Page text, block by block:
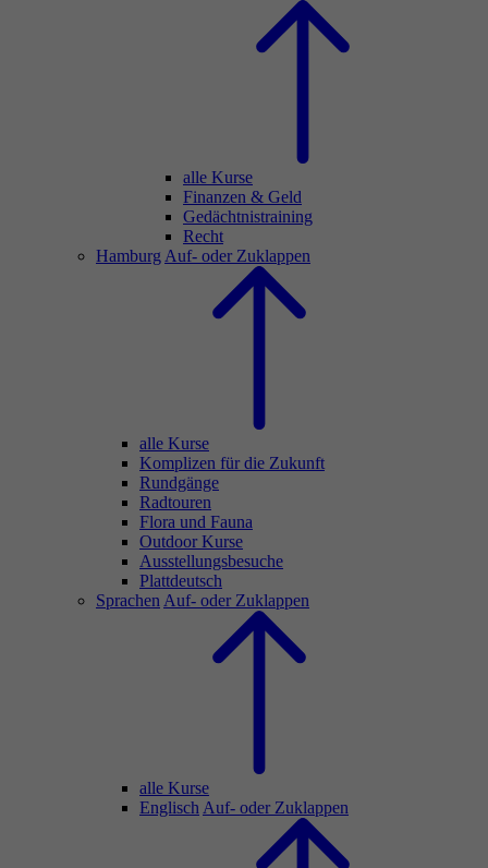
alle Kurse
Finanzen & Geld
Gedächtnistraining
Recht
Hamburg Auf- oder Zuklappen
alle Kurse
Komplizen für die Zukunft
Rundgänge
Radtouren
Flora und Fauna
Outdoor Kurse
Ausstellungsbesuche
Plattdeutsch
Sprachen Auf- oder Zuklappen
alle Kurse
Englisch Auf- oder Zuklappen